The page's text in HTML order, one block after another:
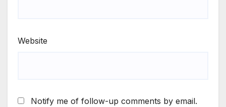
Website
Notify me of follow-up comments by email.